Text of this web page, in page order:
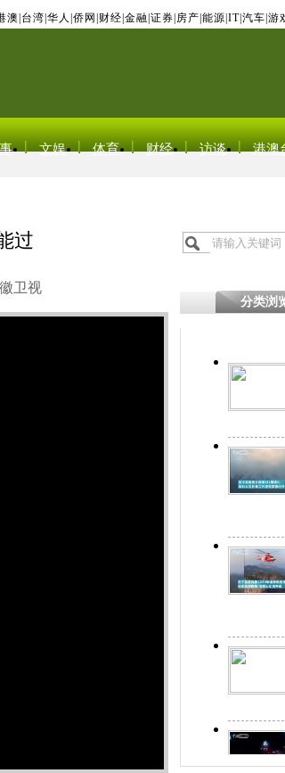
澳 台湾 华人 侨网 财经 金融 证券 房产 能源 IT| 汽车 游
文娱 体育 财经 访谈 港澳
过
卫视
分类浏